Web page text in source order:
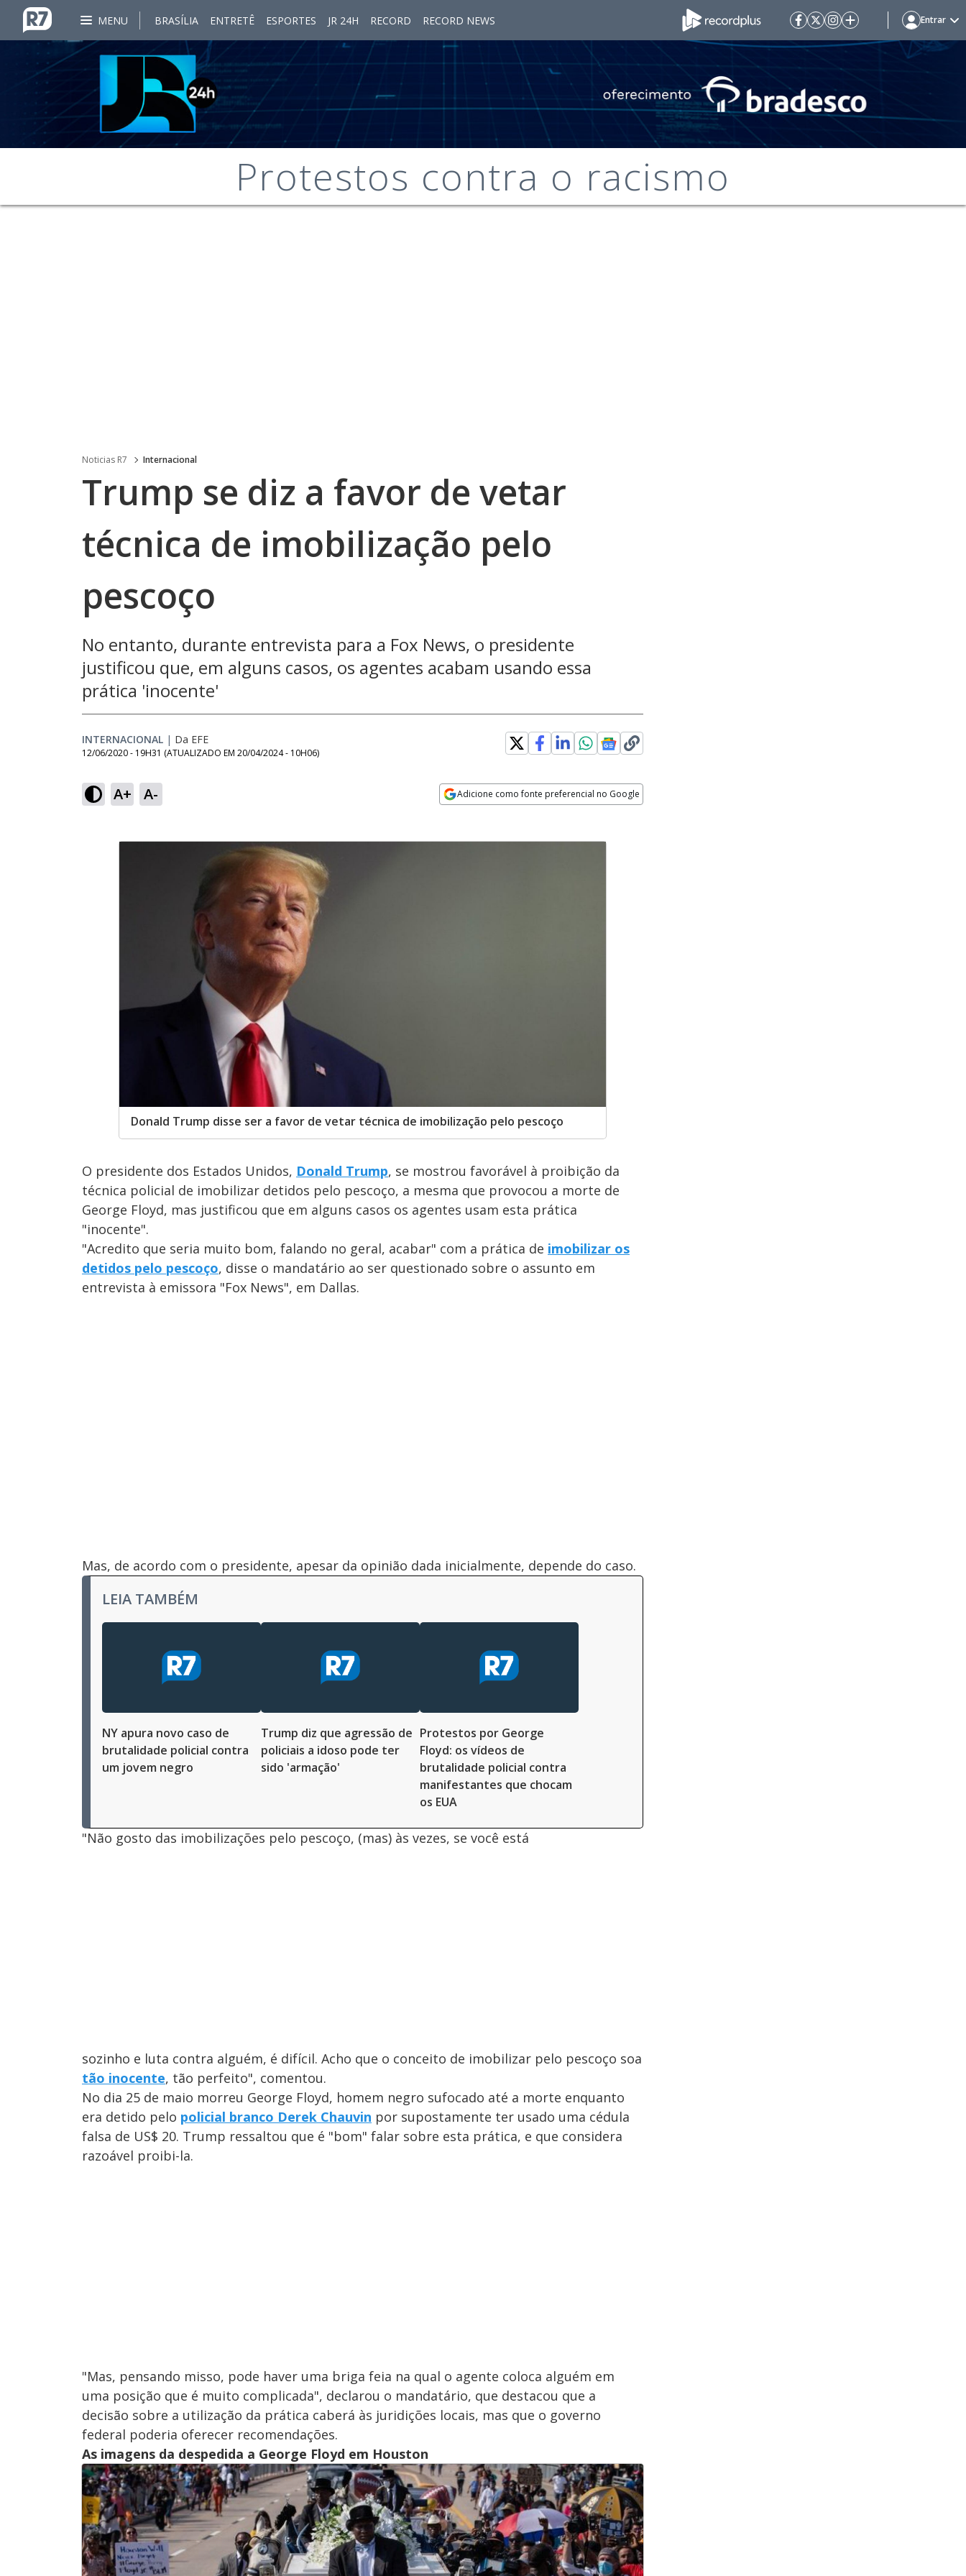
MENU BRASÍLIA ENTRETÊ ESPORTES JR 24H RECORD RECORD NEWS Entrar
Protestos contra o racismo
Noticias R7 Internacional
Trump se diz a favor de vetar
técnica de imobilização pelo
pescoço
No entanto, durante entrevista para a Fox News, o presidente
justificou que, em alguns casos, os agentes acabam usando essa
prática 'inocente'
INTERNACIONAL | Da EFE
12/06/2020 - 19H31 (ATUALIZADO EM 20/04/2024 - 10H06)
A+ A- Adicione como fonte preferencial no Google
Donald Trump disse ser a favor de vetar técnica de imobilização pelo pescoço
O presidente dos Estados Unidos, Donald Trump, se mostrou favorável à proibição da
técnica policial de imobilizar detidos pelo pescoço, a mesma que provocou a morte de
George Floyd, mas justificou que em alguns casos os agentes usam esta prática
"inocente".
"Acredito que seria muito bom, falando no geral, acabar" com a prática de imobilizar os
detidos pelo pescoço, disse o mandatário ao ser questionado sobre o assunto em
entrevista à emissora "Fox News", em Dallas.
Mas, de acordo com o presidente, apesar da opinião dada inicialmente, depende do caso.
LEIA TAMBÉM
NY apura novo caso de
brutalidade policial contra
um jovem negro
Trump diz que agressão de
policiais a idoso pode ter
sido 'armação'
Protestos por George
Floyd: os vídeos de
brutalidade policial contra
manifestantes que chocam
os EUA
"Não gosto das imobilizações pelo pescoço, (mas) às vezes, se você está
sozinho e luta contra alguém, é difícil. Acho que o conceito de imobilizar pelo pescoço soa
tão inocente, tão perfeito", comentou.
No dia 25 de maio morreu George Floyd, homem negro sufocado até a morte enquanto
era detido pelo policial branco Derek Chauvin por supostamente ter usado uma cédula
falsa de US$ 20. Trump ressaltou que é "bom" falar sobre esta prática, e que considera
razoável proibi-la.
"Mas, pensando misso, pode haver uma briga feia na qual o agente coloca alguém em
uma posição que é muito complicada", declarou o mandatário, que destacou que a
decisão sobre a utilização da prática caberá às juridições locais, mas que o governo
federal poderia oferecer recomendações.
As imagens da despedida a George Floyd em Houston